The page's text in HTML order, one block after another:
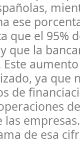
ese
que el 95%
que la
ya que
de
de esa